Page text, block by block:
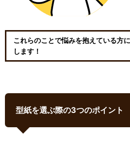
これらのことで悩みを抱えている方
します！
型紙を選ぶ際の3つのポイント